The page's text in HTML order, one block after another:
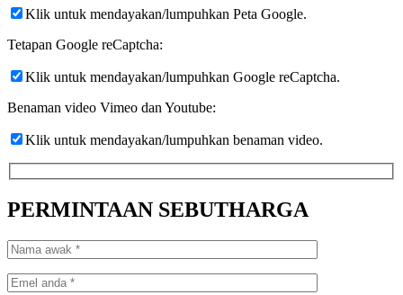
Klik untuk mendayakan/lumpuhkan Peta Google.
Tetapan Google reCaptcha:
Klik untuk mendayakan/lumpuhkan Google reCaptcha.
Benaman video Vimeo dan Youtube:
Klik untuk mendayakan/lumpuhkan benaman video.
PERMINTAAN SEBUTHARGA